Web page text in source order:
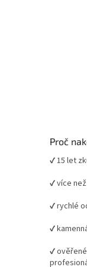
Proč
✔ 15 let
✔ více
✔ rychlé
✔
✔